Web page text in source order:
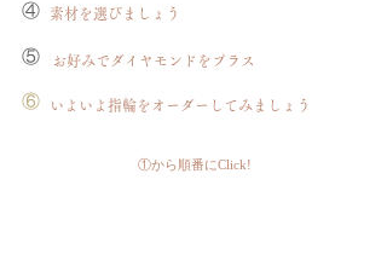
​④ 素材を選びましょう
​⑤ ​お好みでダイヤモンドをプラス
​⑥ いよいよ指輪をオーダーしてみましょう
①から順番にClick!